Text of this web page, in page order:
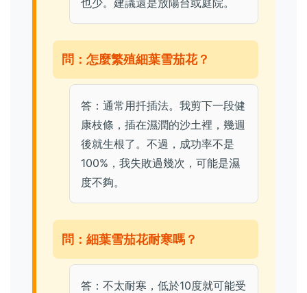
問：怎麼繁殖細葉雪茄花？
答：通常用扦插法。我剪下一段健
康枝條，插在濕潤的沙土裡，幾週
後就生根了。不過，成功率不是
100%，我失敗過幾次，可能是濕
度不夠。
問：細葉雪茄花耐寒嗎？
答：不太耐寒，低於10度就可能受